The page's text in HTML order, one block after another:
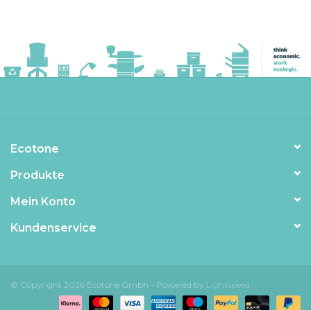
Ecotone
Produkte
Mein Konto
Kundenservice
© Copyright 2026 Ecotone Gmbh - Powered by Lightspeed